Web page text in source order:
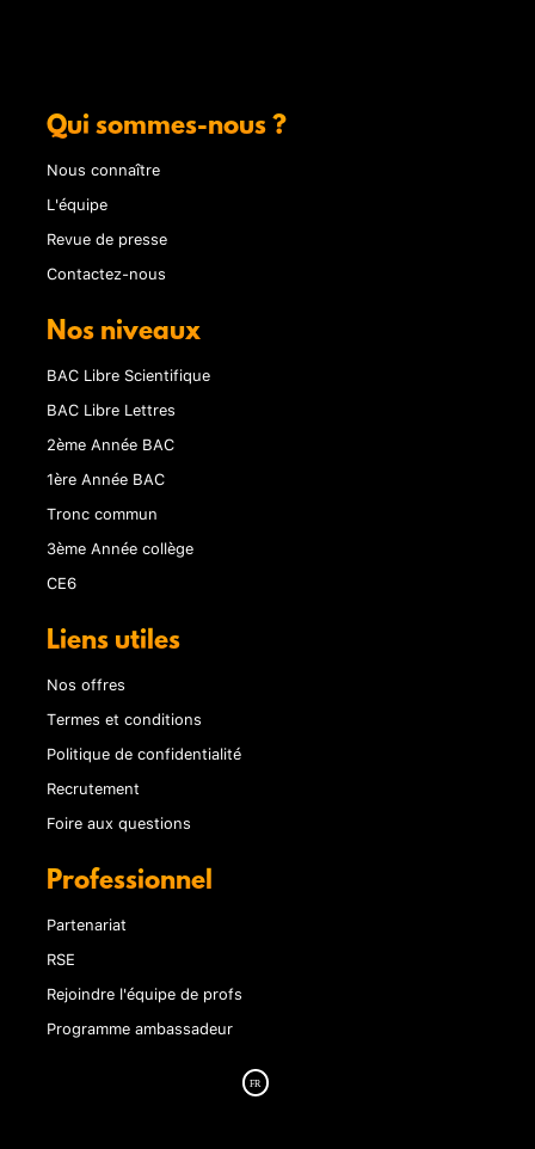
Qui sommes-nous ?
Nous connaître
L'équipe
Revue de presse
Contactez-nous
Nos niveaux
BAC Libre Scientifique
BAC Libre Lettres
2ème Année BAC
1ère Année BAC
Tronc commun
3ème Année collège
CE6
Liens utiles
Nos offres
Termes et conditions
Politique de confidentialité
Recrutement
Foire aux questions
Professionnel
Partenariat
RSE
Rejoindre l'équipe de profs
Programme ambassadeur